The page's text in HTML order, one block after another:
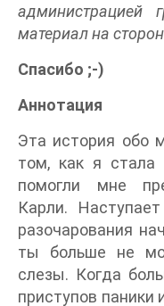
администрацией
материал на
Спасибо ;-)
Аннотация
Эта история обо
том, как я стала
помогли мне
Карли.
разочарования
ты больше не
слезы. Когда
приступов паники